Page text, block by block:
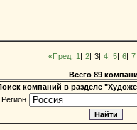
«Пред. 1 | 2| 3| 4| 5| 6| 7
Всего 89
компаний в разделе
Регион